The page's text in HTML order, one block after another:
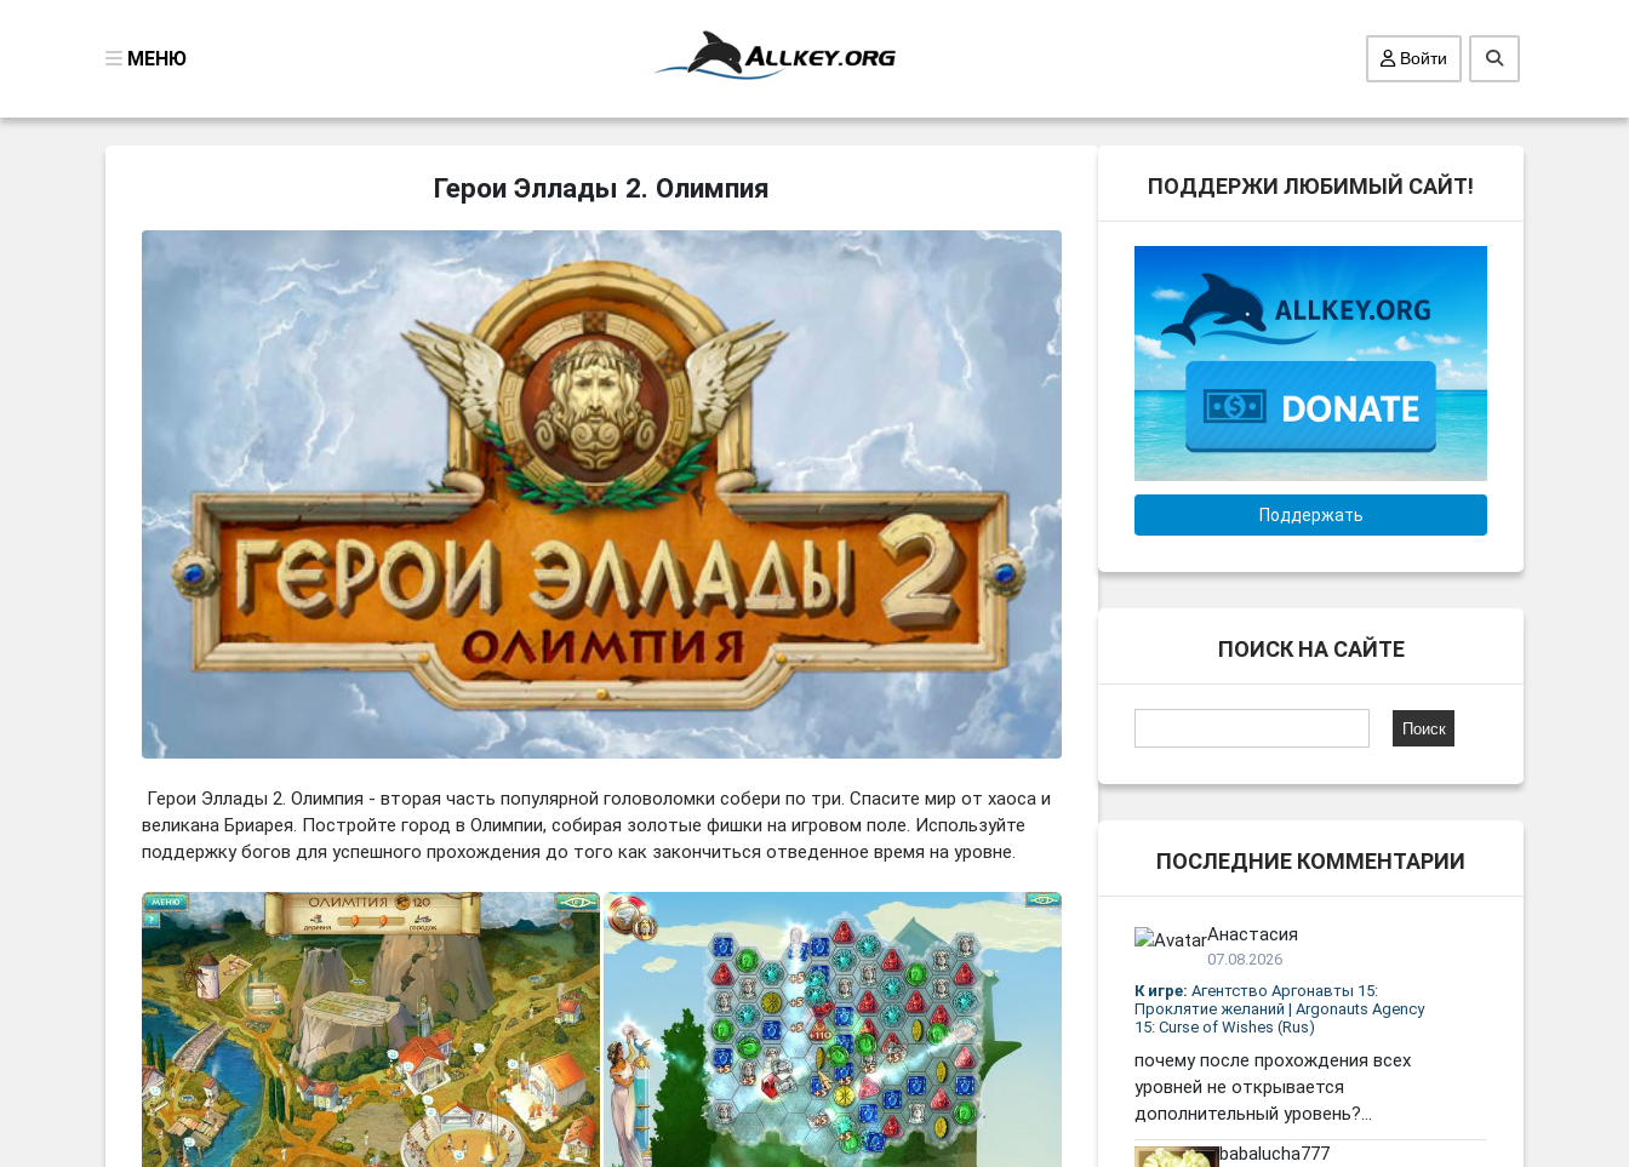
МЕНЮ
КАК СКАЧАТЬ
НОВОСТИ
Войти
Герои Эллады 2. Олимпия
Герои Эллады 2. Олимпия - вторая часть популярной головоломки собери по три. Спасите мир от хаоса и
великана Бриарея. Постройте город в Олимпии, собирая золотые фишки на игровом поле. Используйте
поддержку богов для успешного прохождения до того как закончиться отведенное время на уровне.
ПОДДЕРЖИ ЛЮБИМЫЙ САЙТ!
Поддержать
ПОИСК НА САЙТЕ
ПОСЛЕДНИЕ КОММЕНТАРИИ
Анастасия
07.08.2026
К игре: Агентство Аргонавты 15:
Проклятие желаний | Argonauts Agency
15: Curse of Wishes (Rus)
почему после прохождения всех
уровней не открывается
дополнительный уровень?...
babalucha777